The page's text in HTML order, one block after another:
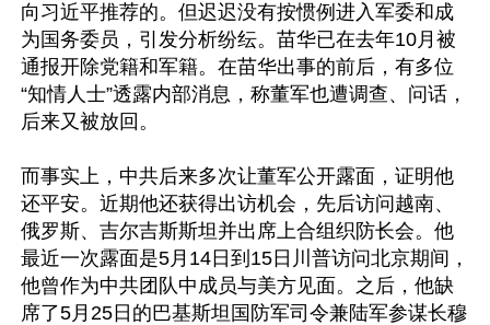
向习近平推荐的。但迟迟没有按惯例进入军委和成
为国务委员，引发分析纷纭。苗华已在去年10月被
通报开除党籍和军籍。在苗华出事的前后，有多位
“知情人士”透露内部消息，称董军也遭调查、问话，
后来又被放回。
而事实上，中共后来多次让董军公开露面，证明他
还平安。近期他还获得出访机会，先后访问越南、
俄罗斯、吉尔吉斯斯坦并出席上合组织防长会。他
最近一次露面是5月14日到15日川普访问北京期间，
他曾作为中共团队中成员与美方见面。之后，他缺
席了5月25日的巴基斯坦国防军司令兼陆军参谋长穆